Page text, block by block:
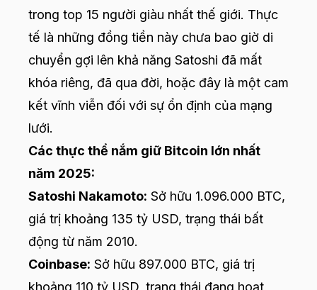
trong top 15 người giàu nhất thế giới. Thực
tế là những đồng tiền này chưa bao giờ di
chuyển gợi lên khả năng Satoshi đã mất
khóa riêng, đã qua đời, hoặc đây là một cam
kết vĩnh viễn đối với sự ổn định của mạng
lưới.
Các thực thể nắm giữ Bitcoin lớn nhất
năm 2025:
Satoshi Nakamoto: Sở hữu 1.096.000 BTC,
giá trị khoảng 135 tỷ USD, trạng thái bất
động từ năm 2010.
Coinbase: Sở hữu 897.000 BTC, giá trị
khoảng 110 tỷ USD, trạng thái đang hoạt